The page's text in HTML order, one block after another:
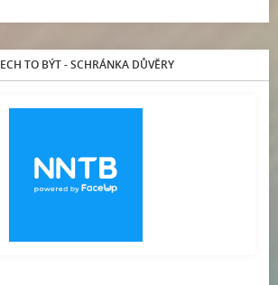
TO BÝT - SCHRÁNKA DŮVĚRY